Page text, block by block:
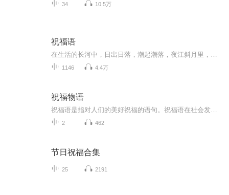
34 10.5万
祝福语
1146 4.4万
祝福物语
2 462
节日祝福合集
25 2191